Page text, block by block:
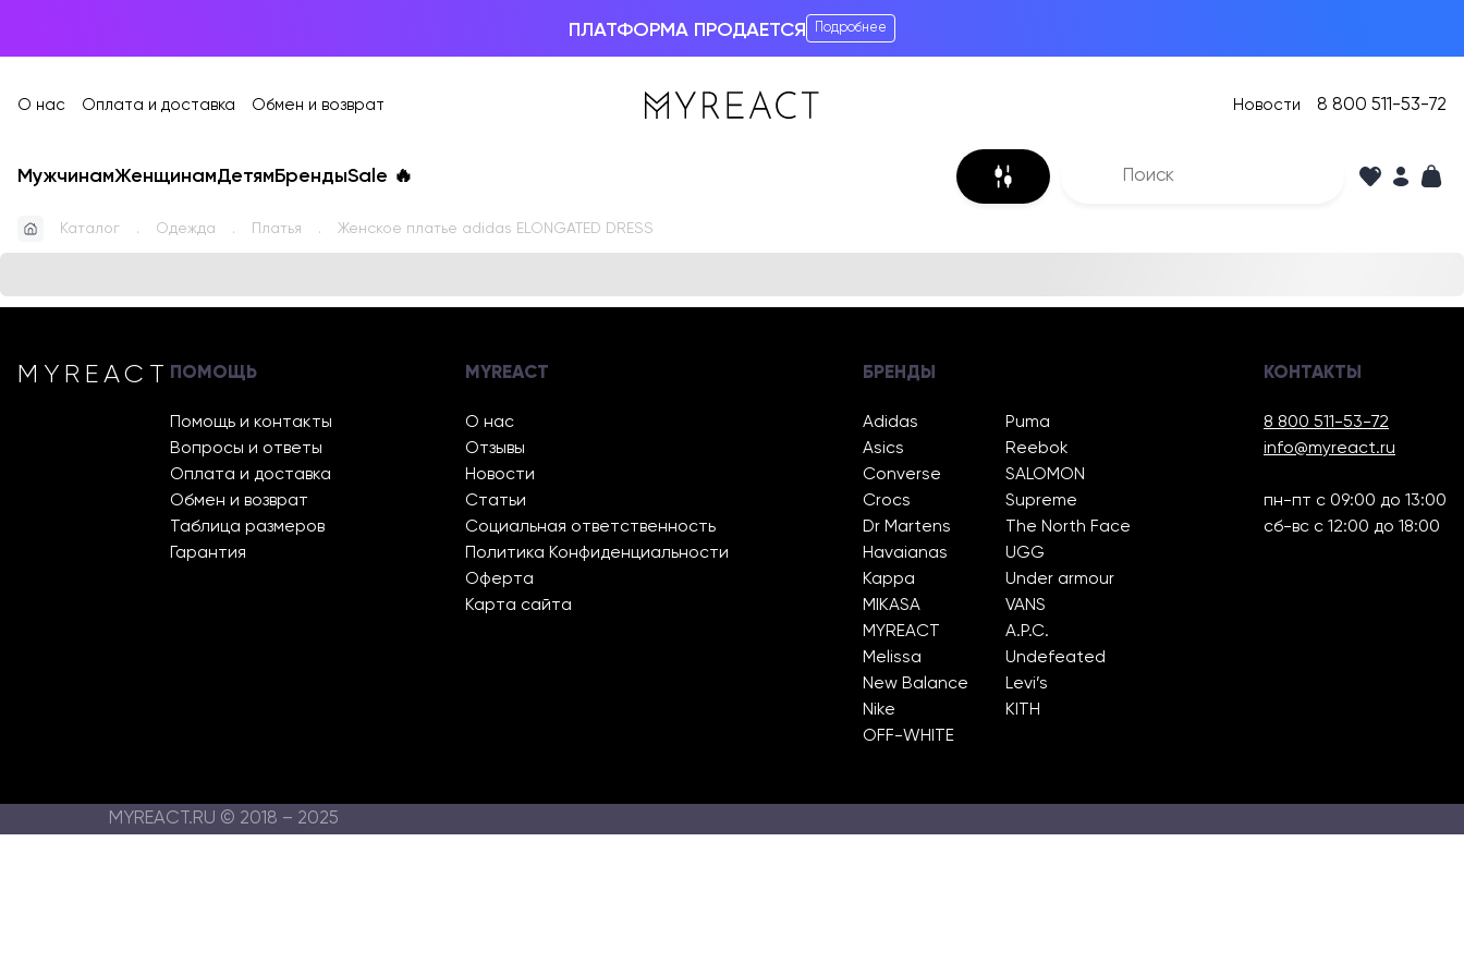
ПЛАТФОРМА ПРОДАЕТСЯ Подробнее
О нас Оплата и доставка Обмен и возврат Новости 8 800 511-53-72
МужчинамЖенщинамДетям БрендыSale 🔥
Каталог Одежда Платья Женское платье adidas ELONGATED DRESS
MYREACT ПОМОЩЬ
Помощь и контакты
Вопросы и ответы
Оплата и доставка
Обмен и возврат
Таблица размеров
Гарантия
MYREACT
О нас
Отзывы
Новости
Статьи
Социальная ответственность
Политика Конфиденциальности
Оферта
Карта сайта
БРЕНДЫ
Adidas
Asics
Converse
Crocs
Dr Martens
Havaianas
Kappa
MIKASA
MYREACT
Melissa
New Balance
Nike
OFF-WHITE
Puma
Reebok
SALOMON
Supreme
The North Face
UGG
Under armour
VANS
A.P.C.
Undefeated
Levi’s
KITH
КОНТАКТЫ
8 800 511-53-72
info@myreact.ru
пн-пт с 09:00 до 13:00
сб-вс с 12:00 до 18:00
MYREACT.RU © 2018 – 2025